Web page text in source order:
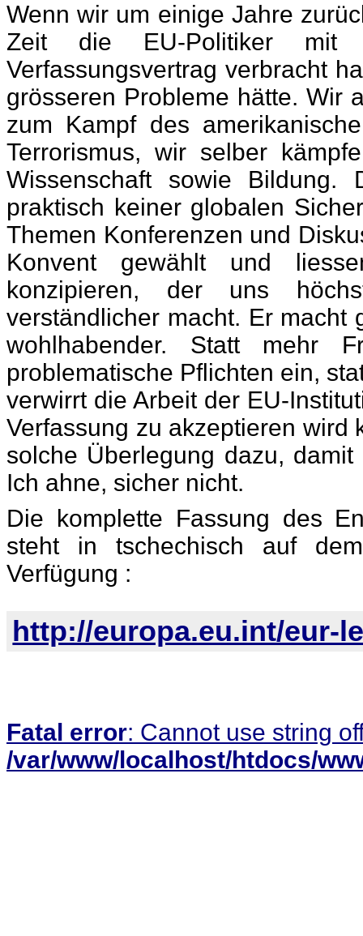
Wenn wir um einige Jahre
Zeit die EU-Politiker mit
Verfassungsvertrag verbracht
grösseren Probleme hätte. Wir
zum Kampf des
Terrorismus, wir selber
Wissenschaft sowie
praktisch keiner globalen
Themen Konferenzen und
Konvent gewählt und
konzipieren, der uns
verständlicher macht. Er macht
wohlhabender. Statt mehr
problematische Pflichten ein,
verwirrt die Arbeit der EU-
Verfassung zu akzeptieren wird
solche Überlegung dazu,
Ich ahne, sicher nicht.
Die komplette Fassung des
steht in tschechisch auf
Verfügung :
http://europa.eu.int/eur-
Fatal error: Cannot use string
/var/www/localhost/htdocs/